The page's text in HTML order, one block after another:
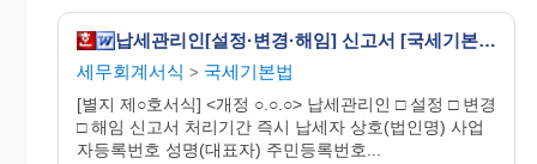
납세관리인[설정·변경·해임] 신고서 [국세기본법 시행규칙 서식43]
세무회계서식 > 국세기본법
[별지 제○호서식] <개정 ○.○.○> 납세관리인 □ 설정 □ 변경
□ 해임 신고서 처리기간 즉시 납세자 상호(법인명) 사업
자등록번호 성명(대표자) 주민등록번호...